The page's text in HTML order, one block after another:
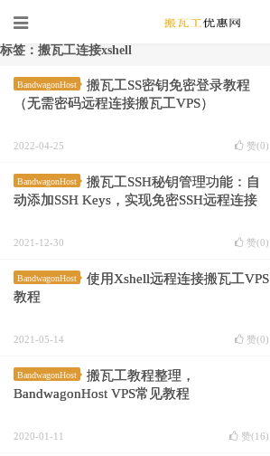
标签：搬瓦工连接xshell
BandwagonHost
搬瓦工SS密钥免密登录教程
（无需密码远程连接搬瓦工VPS）
2022-04-25 赞(0)
BandwagonHost
搬瓦工SSH秘钥管理功能：自
动添加SSH Keys，实现免密SSH远程连接
2021-12-30 赞(0)
BandwagonHost
使用Xshell远程连接搬瓦工VPS
教程
2021-05-14 赞(0)
BandwagonHost
搬瓦工教程整理，
BandwagonHost VPS常见教程
2020-01-11 赞(16)